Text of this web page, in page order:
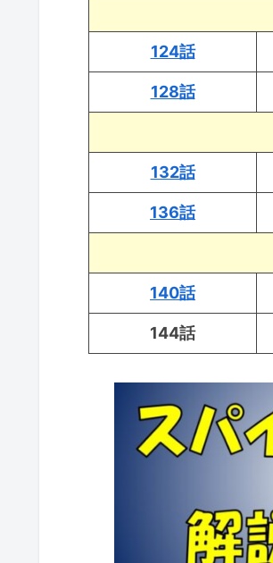
124話
128話
132話
136話
140話
144話